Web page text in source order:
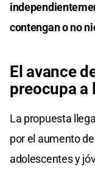
contengan o no
El avance
preocupa a
La propuesta
por el aumento
adolescentes y